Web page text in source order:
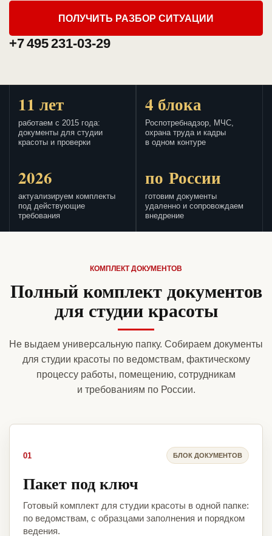
ПОЛУЧИТЬ РАЗБОР СИТУАЦИИ
+7 495 231-03-29
11 лет
работаем с 2015 года:
документы для студии
красоты и проверки
4 блока
Роспотребнадзор, МЧС,
охрана труда и кадры
в одном контуре
2026
актуализируем комплекты
под действующие
требования
по России
готовим документы
удаленно и сопровождаем
внедрение
КОМПЛЕКТ ДОКУМЕНТОВ
Полный комплект документов
для студии красоты
Не выдаем универсальную папку. Собираем документы
для студии красоты по ведомствам, фактическому
процессу работы, помещению, сотрудникам
и требованиям по России.
01 БЛОК ДОКУМЕНТОВ
Пакет под ключ
Готовый комплект для студии красоты в одной папке:
по ведомствам, с образцами заполнения и порядком
ведения.